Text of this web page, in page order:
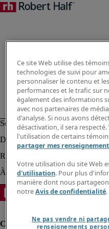
Ce site Web utilise des
technologies de suivi pour
personnaliser le contenu et
performances et le trafic sur
également des informations
avec nos partenaires de
d'analyse. Si nous avons
désactivation, il sera
l'utilisation de certains
partager mes
Votre utilisation du site Web
d'utilisation. Pour plus
manière dont nous
notreAvis de confidentialité.
Ne pas vendre ni
renseignements